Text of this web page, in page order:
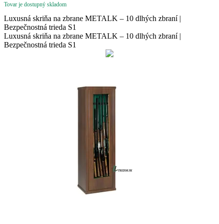
through
2037,21 €
Tovar je dostupný skladom
Luxusná skriňa na zbrane METALK – 10 dlhých zbraní |
Bezpečnostná trieda S1
Luxusná skriňa na zbrane METALK – 10 dlhých zbraní |
Bezpečnostná trieda S1